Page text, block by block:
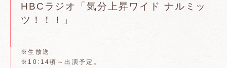
HBCラジオ「気分上昇ワイド ナルミッ
ツ！！！」
※生放送
※10:14頃～出演予定。